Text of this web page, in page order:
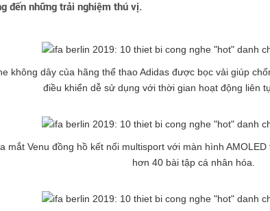
đến những trải nghiệm thú vị.
không dây của hãng thể thao Adidas được bọc vải giúp
điều khiển dễ sử dụng với thời gian hoạt động liên
mắt Venu đồng hồ kết nối multisport với màn hình
hơn 40 bài tập cá nhân hóa.